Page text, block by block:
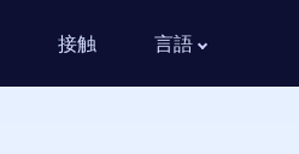
接触 言語